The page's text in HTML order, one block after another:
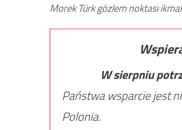
Morek Türk gözlem noktası
W sierpniu
Państwa wsparcie jest
Polonia.